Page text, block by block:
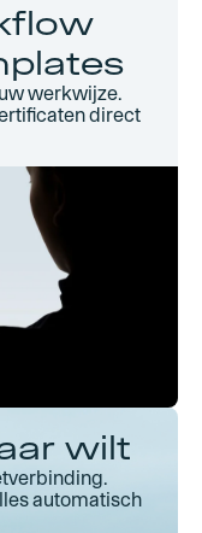
werkwijze.
direct
wilt
automatisch